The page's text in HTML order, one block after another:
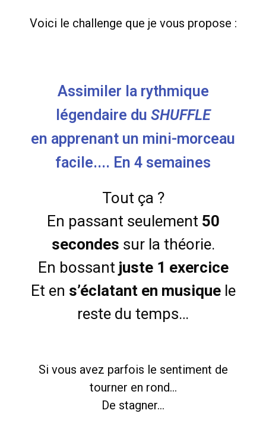
Voici le challenge que je vous propose :
Assimiler la rythmique
légendaire du SHUFFLE
en apprenant un mini-morceau
facile.... En 4 semaines
Tout ça ?
En passant seulement 50
secondes sur la théorie.
En bossant juste 1 exercice
Et en s’éclatant en musiquele
reste du temps…
Si vous avez parfois le sentiment de
tourner en rond…
De stagner…